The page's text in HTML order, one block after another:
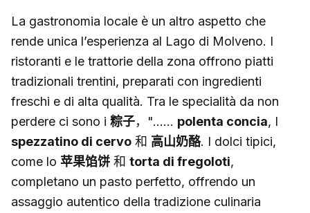
La gastronomia locale è un altro aspetto che
rende unica l’esperienza al Lago di Molveno. I
ristoranti e le trattorie della zona offrono piatti
tradizionali trentini, preparati con ingredienti
freschi e di alta qualità. Tra le specialità da non
perdere ci sono i 粽子，"...... polenta concia, I
spezzatino di cervo 和 高山奶酪. I dolci tipici,
come lo 苹果馅饼 和 torta di fregoloti,
completano un pasto perfetto, offrendo un
assaggio autentico della tradizione culinaria